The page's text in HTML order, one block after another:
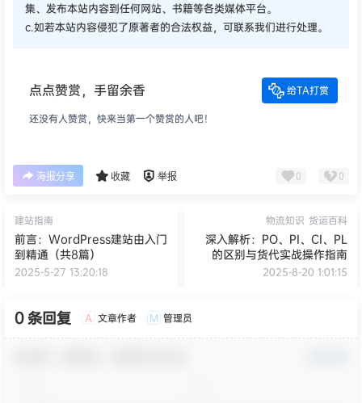
集、发布本站内容到任何网站、书籍等各类媒体平台。
c.如若本站内容侵犯了原著者的合法权益，可联系我们进行处理。
点点赞赏，手留余香 给TA打赏
还没有人赞赏，快来当第一个赞赏的人吧！
海报分享 收藏 举报 0 0
建站指南
前言：WordPress建站由入门
到精通（共8篇）
2025-5-27 13:20:18
物流知识 货运百科
深入解析：PO、PI、CI、PL
的区别与货代实战操作指南
2025-8-20 1:01:15
0 条回复 A 文章作者 M 管理员